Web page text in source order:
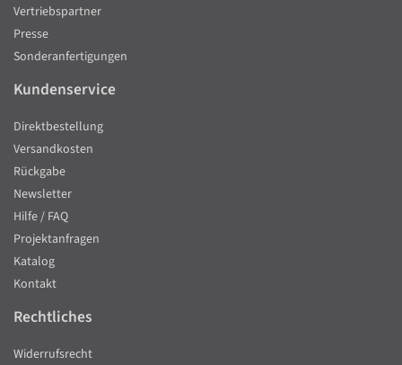
Vertriebspartner
Presse
Sonderanfertigungen
Kundenservice
Direktbestellung
Versandkosten
Rückgabe
Newsletter
Hilfe / FAQ
Projektanfragen
Katalog
Kontakt
Rechtliches
Widerrufsrecht